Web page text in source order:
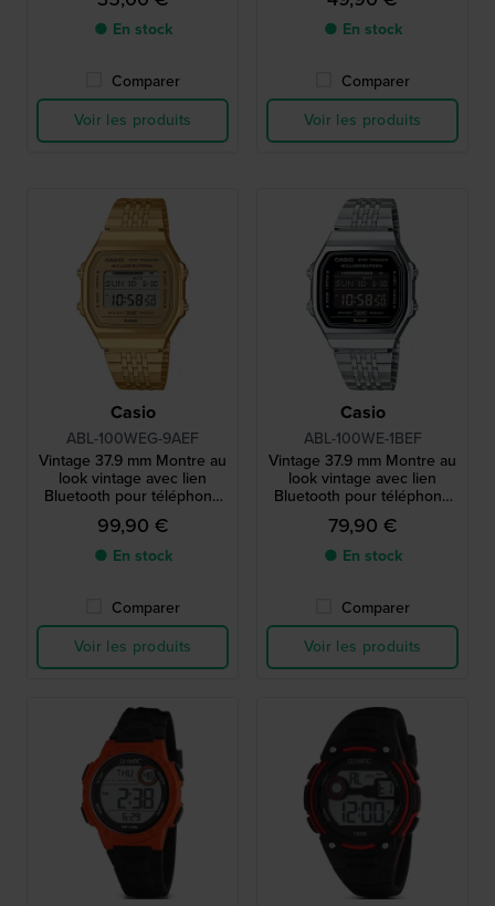
● En stock
Comparer
Voir les produits
● En stock
Comparer
Voir les produits
Casio
ABL-100WEG-9AEF
Vintage 37.9 mm Montre au
look vintage avec lien
Bluetooth pour téléphone
intelligent
99,90 €
● En stock
Comparer
Voir les produits
Casio
ABL-100WE-1BEF
Vintage 37.9 mm Montre au
look vintage avec lien
Bluetooth pour téléphone
intelligent
79,90 €
● En stock
Comparer
Voir les produits